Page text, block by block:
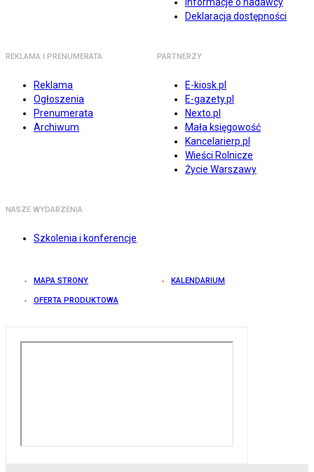
Deklaracja dostępności
REKLAMA I PRENUMERATA
Reklama
Ogłoszenia
Prenumerata
Archiwum
PARTNERZY
E-kiosk.pl
E-gazety.pl
Nexto.pl
Mała księgowość
Kancelarierp.pl
Wieści Rolnicze
Życie Warszawy
NASZE WYDARZENIA
Szkolenia i konferencje
MAPA STRONY KALENDARIUM
OFERTA PRODUKTOWA